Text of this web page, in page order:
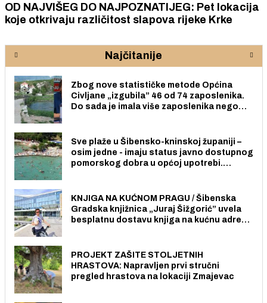
OD NAJVIŠEG DO NAJPOZNATIJEG: Pet lokacija
koje otkrivaju različitost slapova rijeke Krke
Najčitanije
Zbog nove statističke metode Općina
Civljane „izgubila” 46 od 74 zaposlenika.
Do sada je imala više zaposlenika nego
Sve plaže u Šibensko-kninskoj županiji –
osim jedne - imaju status javno dostupnog
pomorskog dobra u općoj upotrebi.
KNJIGA NA KUĆNOM PRAGU / Šibenska
Gradska knjižnica „Juraj Šižgorić” uvela
besplatnu dostavu knjiga na kućnu adresu
PROJEKT ZAŠITE STOLJETNIH
HRASTOVA: Napravljen prvi stručni
pregled hrastova na lokaciji Zmajevac